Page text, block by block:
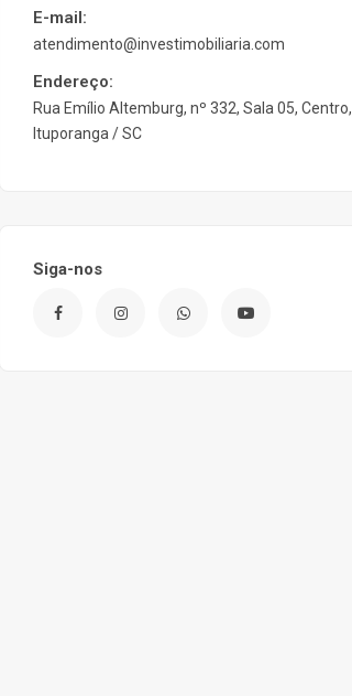
E-mail:
atendimento@investimobiliaria.com
Endereço:
Rua Emílio Altemburg, nº 332, Sala 05, Centro,
Ituporanga / SC
Siga-nos